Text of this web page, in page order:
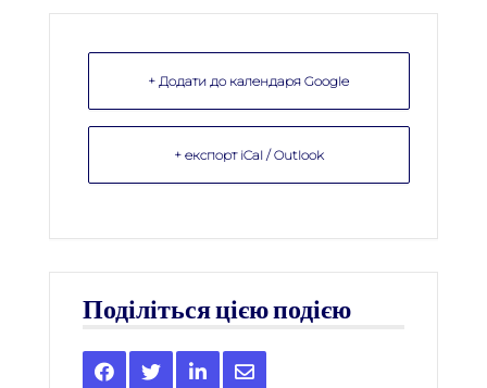
+ Додати до календаря Google
+ експорт iCal / Outlook
Поділіться цією подією
ShareShareShareShare